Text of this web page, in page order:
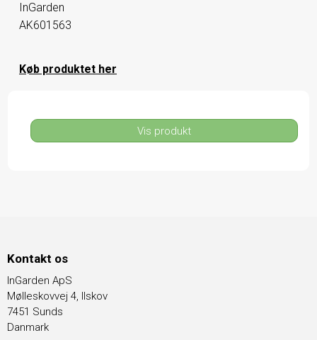
InGarden
AK601563
Køb produktet her
Vis produkt
Kontakt os
InGarden ApS
Mølleskovvej 4, Ilskov
7451 Sunds
Danmark